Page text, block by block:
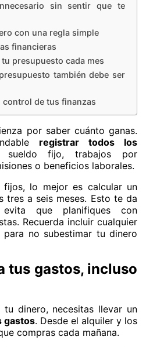
sin sentir que te
con una regla simple
financieras
tu presupuesto cada mes
también debe ser
control de tus finanzas
por saber cuánto ganas.
registrar todos los
sueldo fijo, trabajos por
o beneficios laborales.
lo mejor es calcular un
tres a seis meses. Esto te da
que planifiques con
Recuerda incluir cualquier
no subestimar tu dinero
tus gastos, incluso
dinero, necesitas llevar un
gastos. Desde el alquiler y los
compras cada mañana.